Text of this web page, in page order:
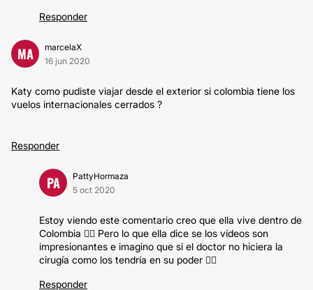
Responder
MA
marcelaX
16 jun 2020
Katy como pudiste viajar desde el exterior si colombia tiene los
vuelos internacionales cerrados ?
Responder
PA
PattyHormaza
5 oct 2020
Estoy viendo este comentario creo que ella vive dentro de
Colombia 🤷‍♀️ Pero lo que ella dice se los vídeos son
impresionantes e imagino que si el doctor no hiciera la
cirugía como los tendría en su poder 🤷‍♀️
Responder